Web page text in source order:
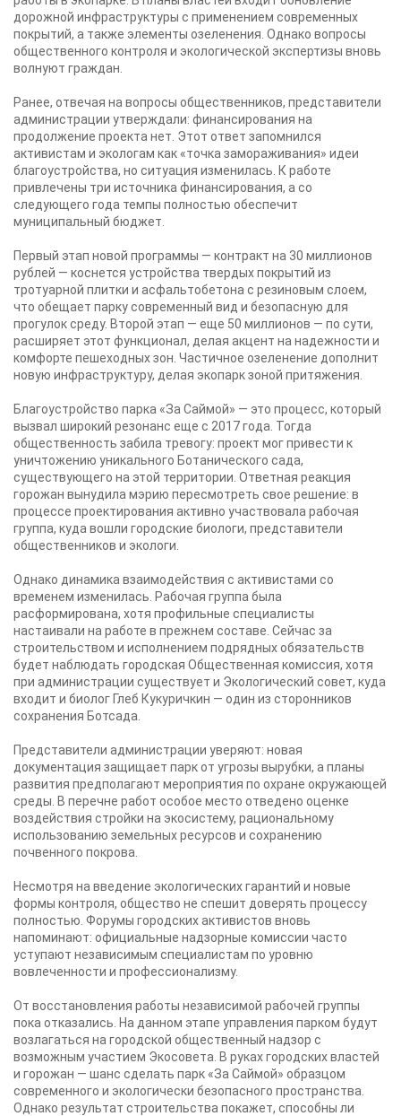
дорожной инфраструктуры с применением современных
покрытий, а также элементы озеленения. Однако вопросы
общественного контроля и экологической экспертизы вновь
волнуют граждан.
Ранее, отвечая на вопросы общественников, представители
администрации утверждали: финансирования на
продолжение проекта нет. Этот ответ запомнился
активистам и экологам как «точка замораживания» идеи
благоустройства, но ситуация изменилась. К работе
привлечены три источника финансирования, а со
следующего года темпы полностью обеспечит
муниципальный бюджет.
Первый этап новой программы — контракт на 30 миллионов
рублей — коснется устройства твердых покрытий из
тротуарной плитки и асфальтобетона с резиновым слоем,
что обещает парку современный вид и безопасную для
прогулок среду. Второй этап — еще 50 миллионов — по сути,
расширяет этот функционал, делая акцент на надежности и
комфорте пешеходных зон. Частичное озеленение дополнит
новую инфраструктуру, делая экопарк зоной притяжения.
Благоустройство парка «За Саймой» — это процесс, который
вызвал широкий резонанс еще с 2017 года. Тогда
общественность забила тревогу: проект мог привести к
уничтожению уникального Ботанического сада,
существующего на этой территории. Ответная реакция
горожан вынудила мэрию пересмотреть свое решение: в
процессе проектирования активно участвовала рабочая
группа, куда вошли городские биологи, представители
общественников и экологи.
Однако динамика взаимодействия с активистами со
временем изменилась. Рабочая группа была
расформирована, хотя профильные специалисты
настаивали на работе в прежнем составе. Сейчас за
строительством и исполнением подрядных обязательств
будет наблюдать городская Общественная комиссия, хотя
при администрации существует и Экологический совет, куда
входит и биолог Глеб Кукуричкин — один из сторонников
сохранения Ботсада.
Представители администрации уверяют: новая
документация защищает парк от угрозы вырубки, а планы
развития предполагают мероприятия по охране окружающей
среды. В перечне работ особое место отведено оценке
воздействия стройки на экосистему, рациональному
использованию земельных ресурсов и сохранению
почвенного покрова.
Несмотря на введение экологических гарантий и новые
формы контроля, общество не спешит доверять процессу
полностью. Форумы городских активистов вновь
напоминают: официальные надзорные комиссии часто
уступают независимым специалистам по уровню
вовлеченности и профессионализму.
От восстановления работы независимой рабочей группы
пока отказались. На данном этапе управления парком будут
возлагаться на городской общественный надзор с
возможным участием Экосовета. В руках городских властей
и горожан — шанс сделать парк «За Саймой» образцом
современного и экологически безопасного пространства.
Однако результат строительства покажет, способны ли